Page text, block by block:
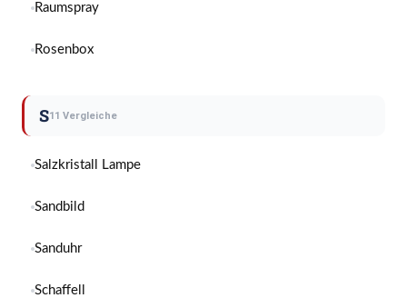
Raumspray
Rosenbox
S11 Vergleiche
Salzkristall Lampe
Sandbild
Sanduhr
Schaffell